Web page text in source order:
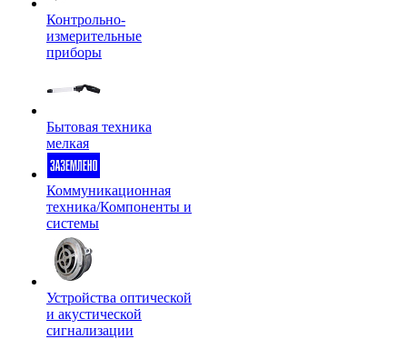
Контрольно-
измерительные
приборы
Бытовая техника
мелкая
Коммуникационная
техника/Компоненты и
системы
Устройства оптической
и акустической
сигнализации